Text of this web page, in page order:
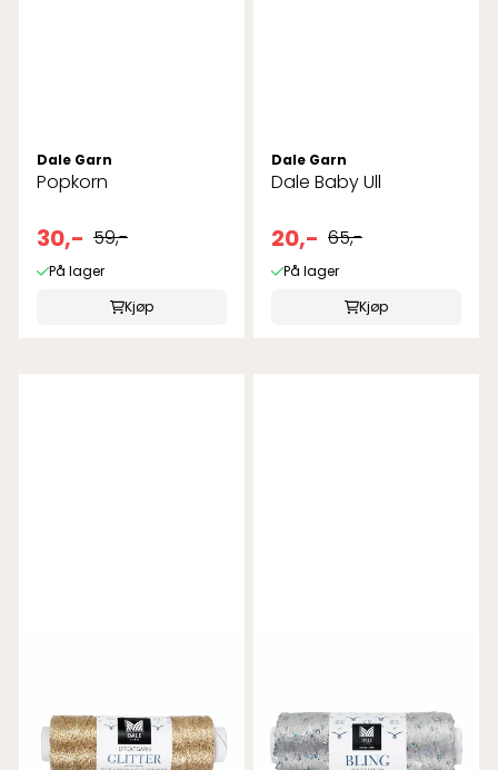
Dale Garn
Popkorn
30,- 59,-
På lager
Kjøp
Dale Garn
Dale Baby Ull
20,- 65,-
På lager
Kjøp